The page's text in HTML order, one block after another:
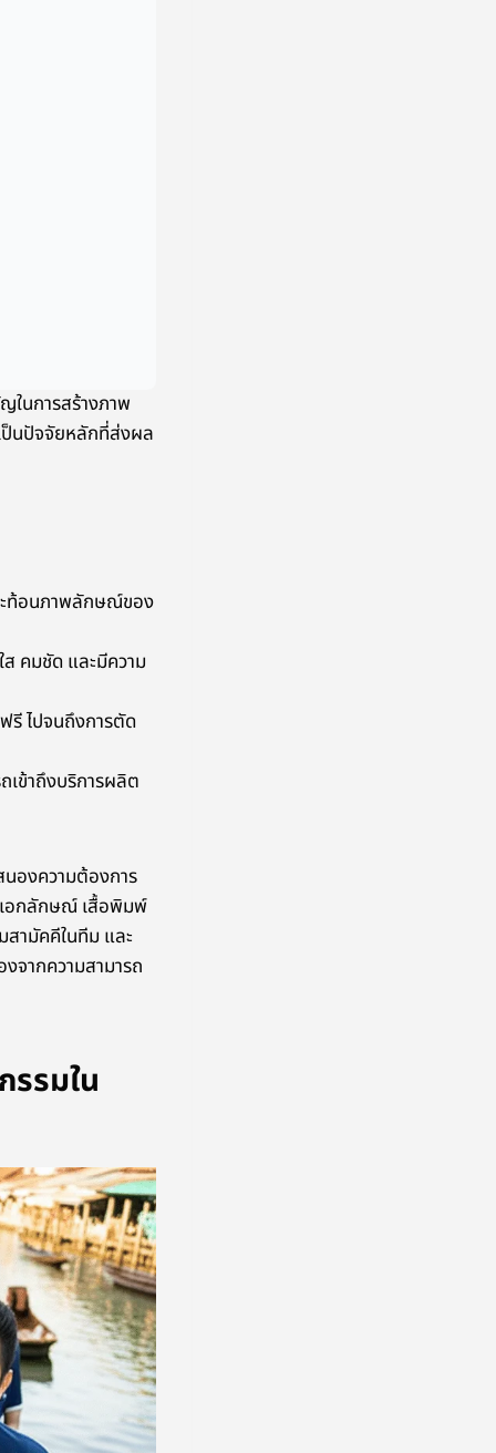
นการสร้างภาพ
ป็นปัจจัยหลักที่ส่งผล
ะท้อนภาพลักษณ์ของ
คมชัด และมีความ
ไปจนถึงการตัด
เข้าถึงบริการผลิต
องความต้องการ
อกลักษณ์ เสื้อพิมพ์
สามัคคีในทีม และ
จากความสามารถ
รมใน